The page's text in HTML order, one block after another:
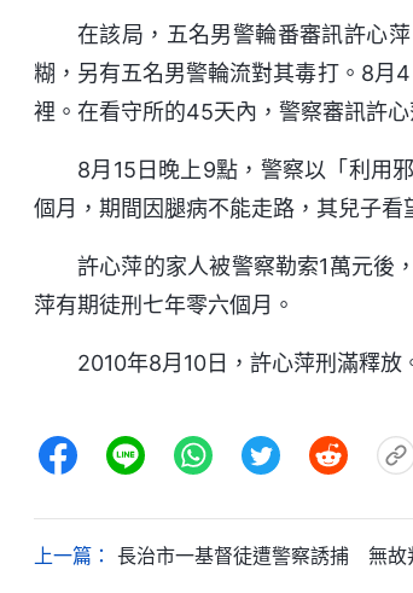
在該局，五名男警輪番審訊許心
糊，另有五名男警輪流對其毒打。8月
裡。在看守所的45天內，警察審訊許心
8月15日晚上9點，警察以「利用
個月，期間因腿病不能走路，其兒子
許心萍的家人被警察勒索1萬元後
萍有期徒刑七年零六個月。
2010年8月10日，許心萍刑滿釋放
上一篇： 長治市一基督徒遭警察誘捕 無故